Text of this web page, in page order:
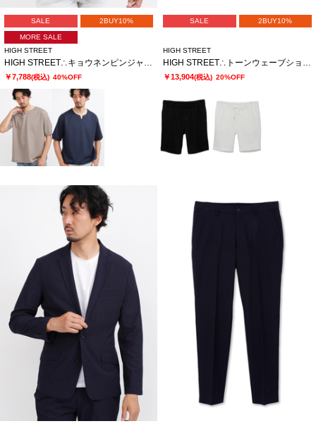
SALE 2BUY10%
MORE SALE
HIGH STREET
HIGH STREET∴キョウネンピンジャージハンソデBigキーネック
￥7,788(税込) 40%OFF
SALE 2BUY10%
HIGH STREET
HIGH STREET∴トーンウェーブショーツ
￥13,904(税込) 20%OFF